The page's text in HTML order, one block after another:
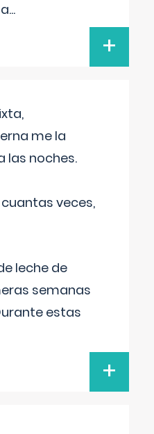
...
+
me la
las noches.
veces,
leche de
semanas
estas
+